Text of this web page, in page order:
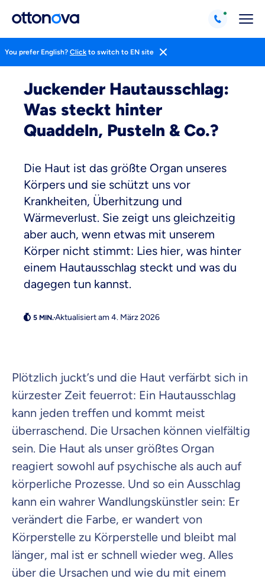
You prefer English? Click to switch to EN site
Gesund Leben
Juckender Hautausschlag:
Was steckt hinter
Quaddeln, Pusteln & Co.?
Die Haut ist das größte Organ unseres
Körpers und sie schützt uns vor
Krankheiten, Überhitzung und
Wärmeverlust. Sie zeigt uns gleichzeitig
aber auch, wenn etwas mit unserem
Körper nicht stimmt: Lies hier, was hinter
einem Hautausschlag steckt und was du
dagegen tun kannst.
Aktualisiert am 4. März 2026
Plötzlich juckt’s und die Haut verfärbt sich in
kürzester Zeit feuerrot: Ein Hautausschlag
kann jeden treffen und kommt meist
überraschend. Die Ursachen können vielfältig
sein. Die Haut als unser größtes Organ
reagiert sowohl auf psychische als auch auf
körperliche Prozesse. Und so ein Ausschlag
kann ein wahrer Wandlungskünstler sein: Er
verändert die Farbe, er wandert von
Körperstelle zu Körperstelle und bleibt mal
länger, mal ist er schnell wieder weg. Alles
über die Ursachen und wie du mit einem
Objektive und faire Beratung
Wir möchten, dass du dich aus Überzeugung für
uns entscheidest.
Vergleich mit anderen Tarifen am Markt
Wir helfen dir dabei Unterschiede in
Wozu dürfen wir dich beraten?
Versicherungsprodukt wählen
Versicherung